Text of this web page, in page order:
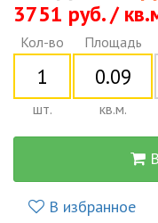
3751 руб. /
Кол-во
шт.
Площадь
кв.м.
В избранное